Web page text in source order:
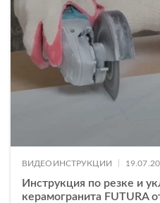
ВИДЕОИНСТРУКЦИИ
Инструкция по резке и
керамогранита FUTURA